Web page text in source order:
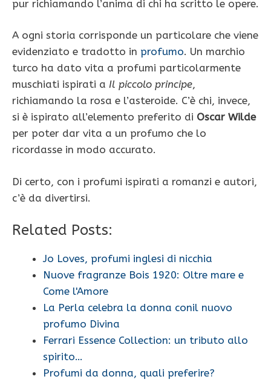
pur richiamando l’anima di chi ha scritto le opere.
A ogni storia corrisponde un particolare che viene
evidenziato e tradotto in profumo. Un marchio
turco ha dato vita a profumi particolarmente
muschiati ispirati a Il piccolo principe,
richiamando la rosa e l’asteroide. C’è chi, invece,
si è ispirato all’elemento preferito di Oscar Wilde
per poter dar vita a un profumo che lo
ricordasse in modo accurato.
Di certo, con i profumi ispirati a romanzi e autori,
c’è da divertirsi.
Related Posts:
Jo Loves, profumi inglesi di nicchia
Nuove fragranze Bois 1920: Oltre mare e
Come l'Amore
La Perla celebra la donna conil nuovo
profumo Divina
Ferrari Essence Collection: un tributo allo
spirito…
Profumi da donna, quali preferire?